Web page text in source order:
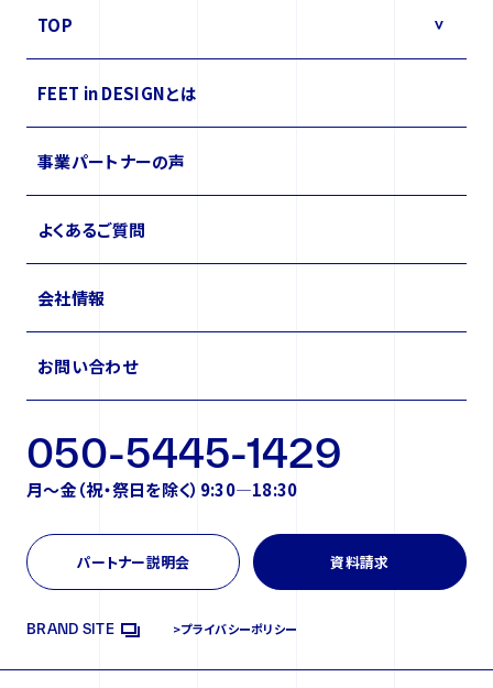
TOP >
FEET in DESIGNとは
事業パートナーの声
よくあるご質問
会社情報
お問い合わせ
050-5445-1429
月〜金（祝・祭日を除く）9:30—18:30
パートナー説明会 資料請求
BRAND SITE >プライバシーポリシー